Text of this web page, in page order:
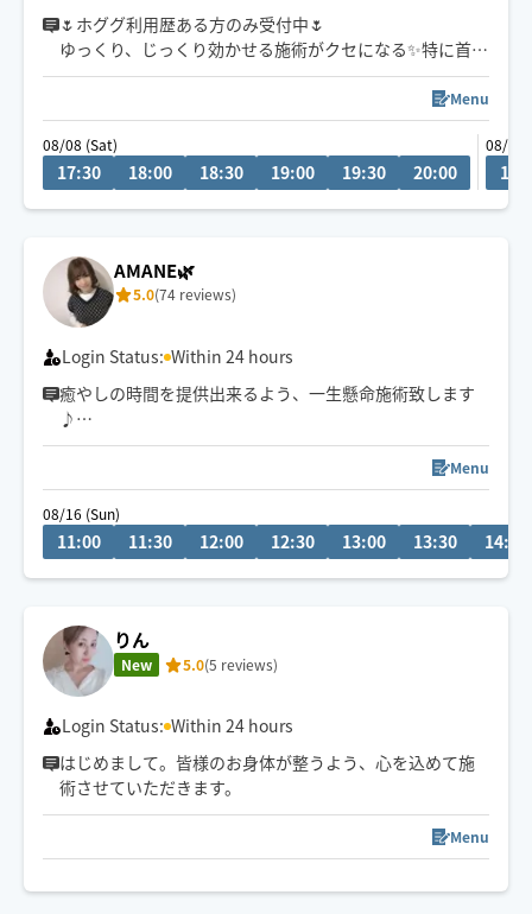
🌷ホググ利用歴ある方のみ受付中🌷
ゆっくり、じっくり効かせる施術がクセになる✨特に首の
施術は絶賛していただけます。優しい圧、しっかり圧、
保育士経験を活かした、癒し、安心感と、
優しい手、温かい手と驚かれる自慢の手で、頑張り続け
ている身体と心に寄り添い、癒します✨
⭐︎明るくてよく笑い話しやすい性格です
Menu
08/08 (Sat)
17:30 18:00 18:30 19:00 19:30 20:00
08/10
AMANE🌿
5.0(74 reviews)
Login Status: Within 24 hours
癒やしの時間を提供出来るよう、一生懸命施術致します
♪
お疲れのお身体にご褒美はいかがでしょうか？
Menu
08/16 (Sun)
11:00 11:30 12:00 12:30 13:00 13:30 14:00
りん
New 5.0(5 reviews)
Login Status: Within 24 hours
はじめまして。皆様のお身体が整うよう、心を込めて施
術させていただきます。
Menu